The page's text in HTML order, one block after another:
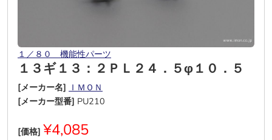
１／８０ 機能性パーツ
１３ギ１３：２ＰＬ２４．５φ１０．５
[メーカー名] ＩＭＯＮ
[メーカー型番] PU210
[価格] ¥4,085